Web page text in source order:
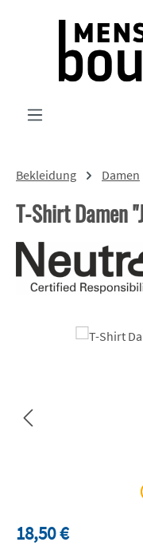
Zum Hauptinhalt springen
Bekleidung Damen
T-Shirt Damen
Bildergalerie
Regulärer Preis:
18,50 €